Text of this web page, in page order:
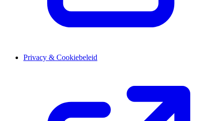
Privacy & Cookiebeleid